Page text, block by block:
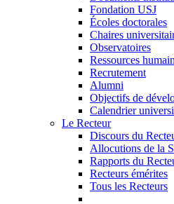
Fondation USJ
Écoles doctorales
Chaires
Observatoires
Ressources
Recrutement
Alumni
Objectifs de
Calendrier
Le Recteur
Discours du
Allocutions de la
Rapports du
Recteurs émérites
Tous les Recteurs